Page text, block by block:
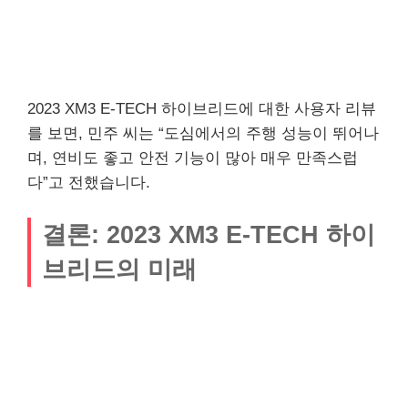
2023 XM3 E-TECH 하이브리드에 대한 사용자 리뷰
를 보면, 민주 씨는 “도심에서의 주행 성능이 뛰어나
며, 연비도 좋고 안전 기능이 많아 매우 만족스럽
다”고 전했습니다.
결론: 2023 XM3 E-TECH 하이
브리드의 미래